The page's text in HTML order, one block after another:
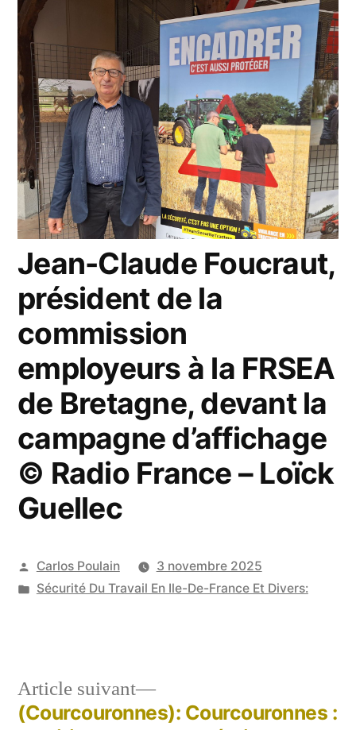
Jean-Claude Foucraut,
président de la
commission
employeurs à la FRSEA
de Bretagne, devant la
campagne d’affichage
© Radio France – Loïck
Guellec
Publié
par
Carlos Poulain
3 novembre 2025
Publié
Sécurité Du Travail En Ile-De-France Et Divers:
Article suivant
Article
suivant :
(Courcouronnes): Courcouronnes :